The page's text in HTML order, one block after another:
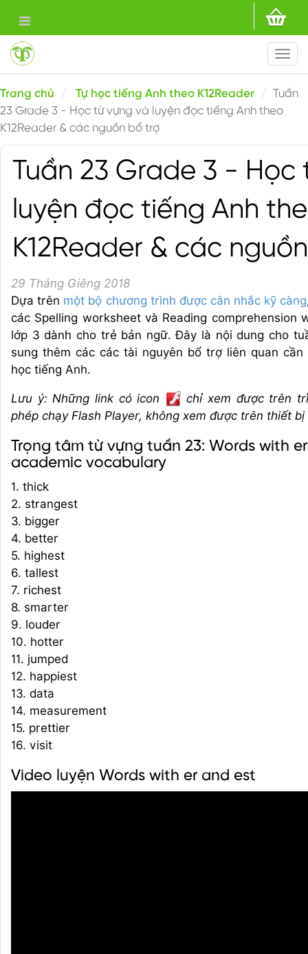
Trang chủ Tự học tiếng Anh theo K12Reader
Tuần
23 Grade 3 - Học từ vựng và luyện đọc tiếng Anh theo
K12Reader & các nguồn bổ trợ
Tuần 23 Grade 3 - Học
luyện đọc tiếng Anh
K12Reader & các
29 Tháng Giêng 2018
Dựa trên một bộ chương trình được cân nhắc kỹ càng
các Spelling worksheet và Reading comprehension
lớp 3 dành cho trẻ bản ngữ. Đây là nội dung cho
sung thêm các các tài nguyên bổ trợ liên quan
học tiếng Anh.
Lưu ý: Những link có icon
chỉ xem được trên
phép chạy Flash Player, không xem được trên thiết bị
Trọng tâm từ vựng tuần 23: Words with
academic vocabulary
1. thick
2. strangest
3. bigger
4. better
5. highest
6. tallest
7. richest
8. smarter
9. louder
10. hotter
11. jumped
12. happiest
13. data
14. measurement
15. prettier
16. visit
Video luyện Words with er and est